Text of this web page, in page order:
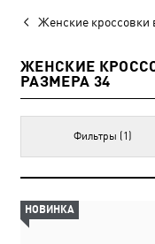
Женские кроссовки
ЖЕНСКИЕ
РАЗМЕРА 34
Фильтры (1)
НОВИНКА